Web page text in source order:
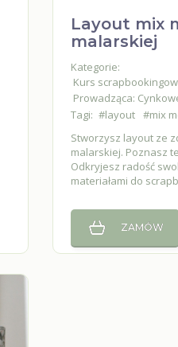
Layout mix
malarskiej
Kategorie:
Kurs
Prowadząca:
Tagi: #layout #mix
Stworzysz layout ze
malarskiej. Poznasz
Odkryjesz radość
materiałami do
ZAMÓW